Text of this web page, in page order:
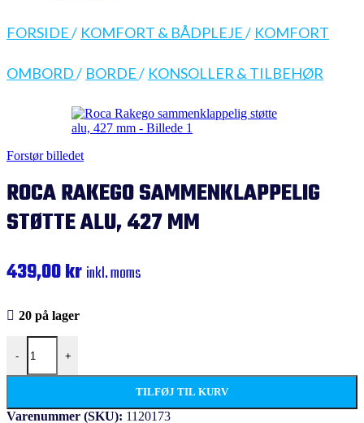
FORSIDE/ KOMFORT & BÅDPLEJE/ KOMFORT
OMBORD/ BORDE/ KONSOLLER & TILBEHØR
Forstør billedet
ROCA RAKEGO SAMMENKLAPPELIG
STØTTE ALU, 427 MM
439,00kr inkl. moms
20 på lager
-
Roca Rakego sammenklappelig støtte alu, 427 mm antal
+
TILFØJ TIL KURV
Varenummer (SKU): 1120173